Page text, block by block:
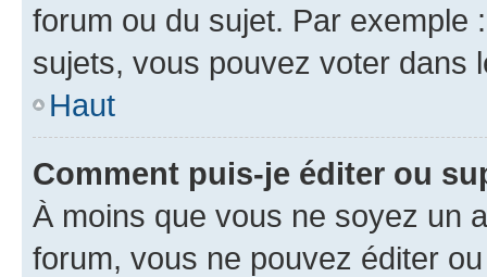
forum ou du sujet. Par exemple
sujets, vous pouvez voter dans
Haut
Comment puis-je éditer ou
À moins que vous ne soyez un
forum, vous ne pouvez éditer